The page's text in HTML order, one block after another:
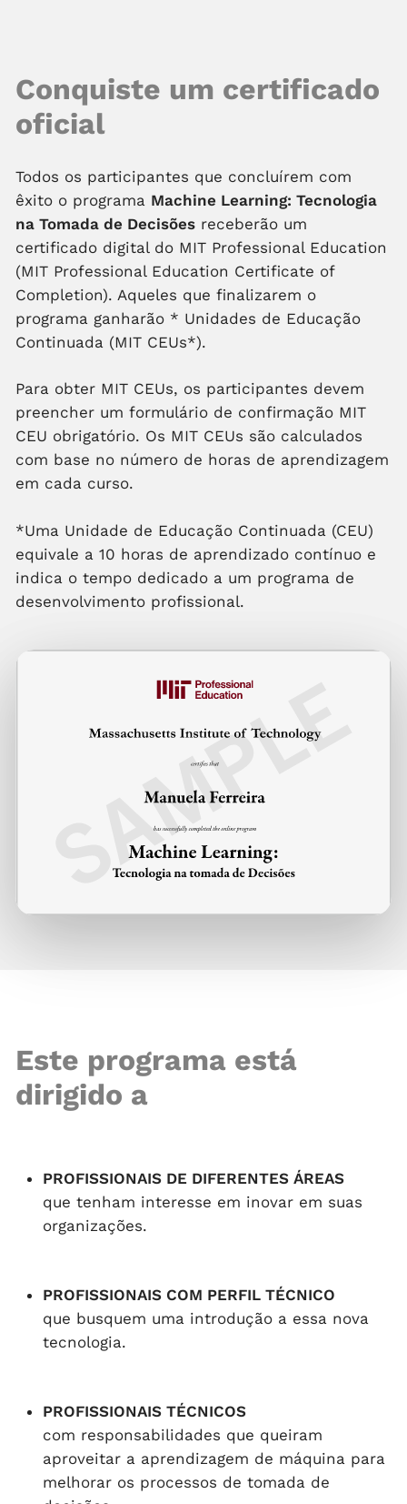
Conquiste um certificado
oficial
Todos os participantes que concluírem com
êxito o programa Machine Learning: Tecnologia
na Tomada de Decisõesreceberão um
certificado digital do MIT Professional Education
(MIT Professional Education Certificate of
Completion). Aqueles que finalizarem o
programa ganharão * Unidades de Educação
Continuada (MIT CEUs*).
Para obter MIT CEUs, os participantes devem
preencher um formulário de confirmação MIT
CEU obrigatório. Os MIT CEUs são calculados
com base no número de horas de aprendizagem
em cada curso.
*Uma Unidade de Educação Continuada (CEU)
equivale a 10 horas de aprendizado contínuo e
indica o tempo dedicado a um programa de
desenvolvimento profissional.
Este programa está
dirigido a
PROFISSIONAIS DE DIFERENTES ÁREAS
que tenham interesse em inovar em suas
organizações.
PROFISSIONAIS COM PERFIL TÉCNICO
que busquem uma introdução a essa nova
tecnologia.
PROFISSIONAIS TÉCNICOS
com responsabilidades que queiram
aproveitar a aprendizagem de máquina para
melhorar os processos de tomada de